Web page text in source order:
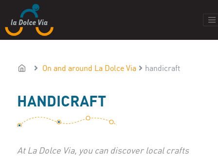
On and around La Dolce Via handicraft
HANDICRAFT
At La Dolce Via, you can discover local crafts